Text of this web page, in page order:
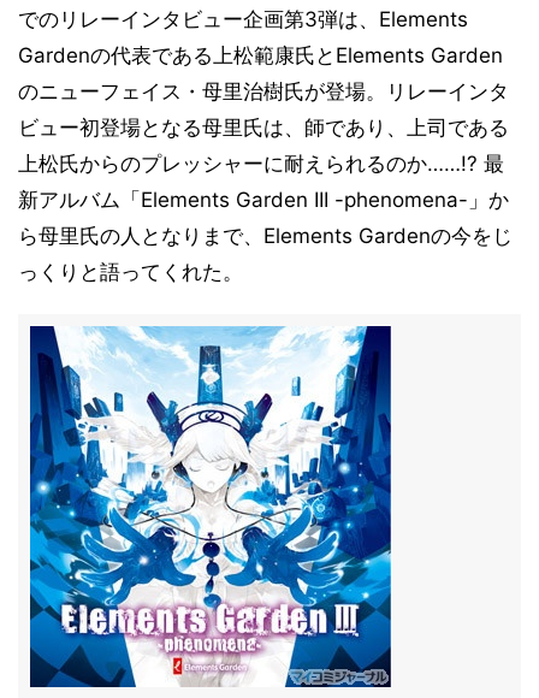
でのリレーインタビュー企画第3弾は、Elements
Gardenの代表である上松範康氏とElements Garden
のニューフェイス・母里治樹氏が登場。リレーインタ
ビュー初登場となる母里氏は、師であり、上司である
上松氏からのプレッシャーに耐えられるのか……!? 最
新アルバム「Elements Garden III -phenomena-」か
ら母里氏の人となりまで、Elements Gardenの今をじ
っくりと語ってくれた。